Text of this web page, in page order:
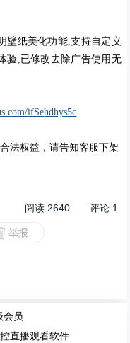
壁纸美化功能,支持自定义
验,已修改去除广告使用无
ifSehdhys5c
法权益，请告知客服下架
阅读:2640评论:1
会员
直播观看软件